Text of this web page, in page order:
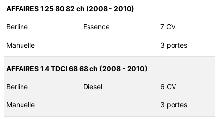
AFFAIRES 1.25 80 82 ch (2008 - 2010)
Berline Essence 7 CV
Manuelle 3 portes
AFFAIRES 1.4 TDCI 68 68 ch (2008 - 2010)
Berline Diesel 6 CV
Manuelle 3 portes